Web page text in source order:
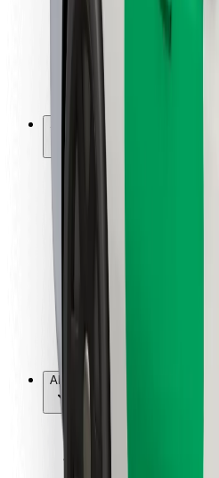
Locații
Soluții pentru orașe
Aeroporturi
Stații de încărcare Bolt
Serviciul de relații clienți
Pentru pasageri
Pentru șoferi
Bolt Food
Pentru proprietarii de flotă
Pentru restaurante
Bolt For Business
Altele
Furnizori
Termeni și Condiții